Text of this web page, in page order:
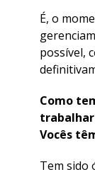
É, o
possível,
Como
trabalhar
Vocês
Tem sido